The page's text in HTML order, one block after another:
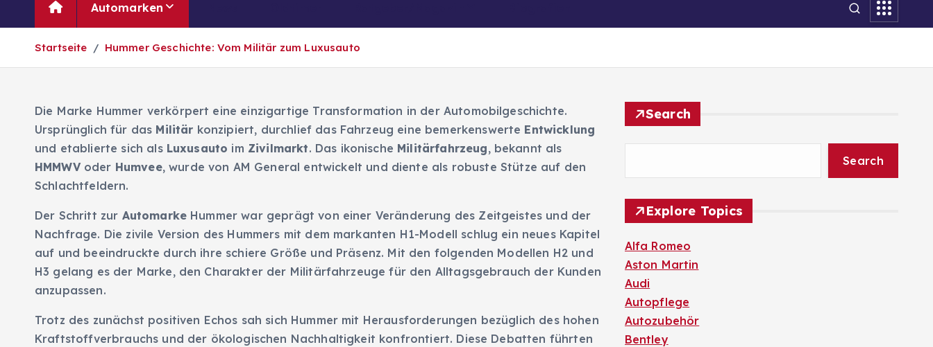
Automarken
Startseite Hummer Geschichte: Vom Militär zum Luxusauto
Die Marke Hummer verkörpert eine einzigartige Transformation in der Automobilgeschichte.
Ursprünglich für das Militär konzipiert, durchlief das Fahrzeug eine bemerkenswerte Entwicklung
und etablierte sich als Luxusauto im Zivilmarkt. Das ikonische Militärfahrzeug, bekannt als
HMMWVoder Humvee, wurde von AM General entwickelt und diente als robuste Stütze auf den
Schlachtfeldern.
Der Schritt zur Automarke Hummer war geprägt von einer Veränderung des Zeitgeistes und der
Nachfrage. Die zivile Version des Hummers mit dem markanten H1-Modell schlug ein neues Kapitel
auf und beeindruckte durch ihre schiere Größe und Präsenz. Mit den folgenden Modellen H2 und
H3 gelang es der Marke, den Charakter der Militärfahrzeuge für den Alltagsgebrauch der Kunden
anzupassen.
Trotz des zunächst positiven Echos sah sich Hummer mit Herausforderungen bezüglich des hohen
Kraftstoffverbrauchs und der ökologischen Nachhaltigkeit konfrontiert. Diese Debatten führten
Search
Search
Explore Topics
Alfa Romeo
Aston Martin
Audi
Autopflege
Autozubehör
Bentley